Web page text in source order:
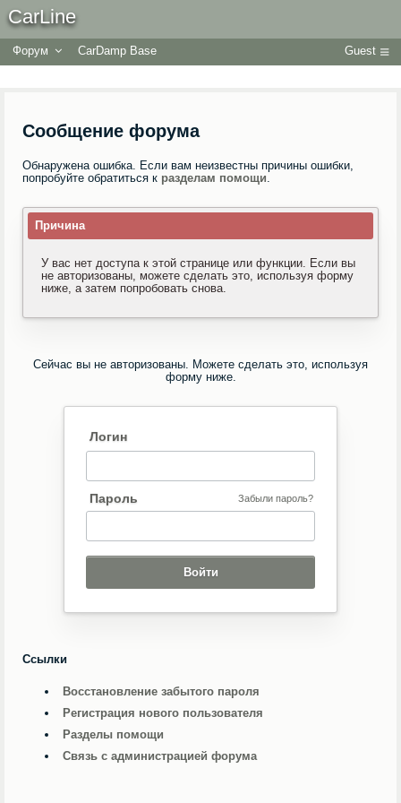
CarLine
Форум CarDamp Base Guest
Сообщение форума
Обнаружена ошибка. Если вам неизвестны причины ошибки,
попробуйте обратиться к разделам помощи.
Причина
У вас нет доступа к этой странице или функции. Если вы
не авторизованы, можете сделать это, используя форму
ниже, а затем попробовать снова.
Сейчас вы не авторизованы. Можете сделать это, используя
форму ниже.
Логин
Пароль Забыли пароль?
Ссылки
Восстановление забытого пароля
Регистрация нового пользователя
Разделы помощи
Связь с администрацией форума